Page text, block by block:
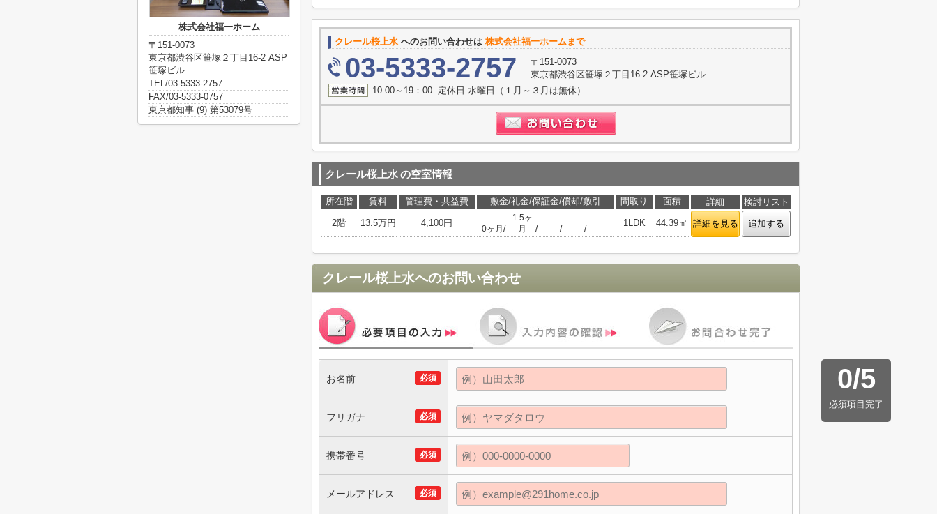
クレール桜上水 へのお問い合わせは 株式会社福一ホームまで
03-5333-2757
〒151-0073
東京都渋谷区笹塚２丁目16-2 ASP笹塚ビル
10:00～19：00 定休日:水曜日（１月～３月は無休）
クレール桜上水の空室情報
所在階 賃料 管理費・共益費 敷金/礼金/保証金/償却/敷引 間取り 面積 詳細
検討リスト
2階
13.5万円 4,100円
0ヶ月 /
1.5ヶ
月
/ - / - / -
1LDK 44.39㎡ 詳細を見る 追加する
クレール桜上水へのお問い合わせ
0/5
必須項目完了
必須
お名前
必須
フリガナ
必須
携帯番号
必須
メールアドレス
株式会社福一ホーム
〒151-0073
東京都渋谷区笹塚２丁目16-2 ASP
笹塚ビル
TEL/03-5333-2757
FAX/03-5333-0757
東京都知事 (9) 第53079号